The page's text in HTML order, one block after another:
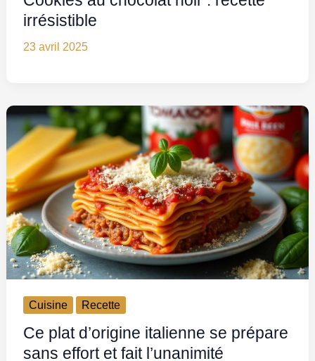
irrésistible
23 avril 2025
Cuisine Recette
Ce plat d’origine italienne se prépare
sans effort et fait l’unanimité